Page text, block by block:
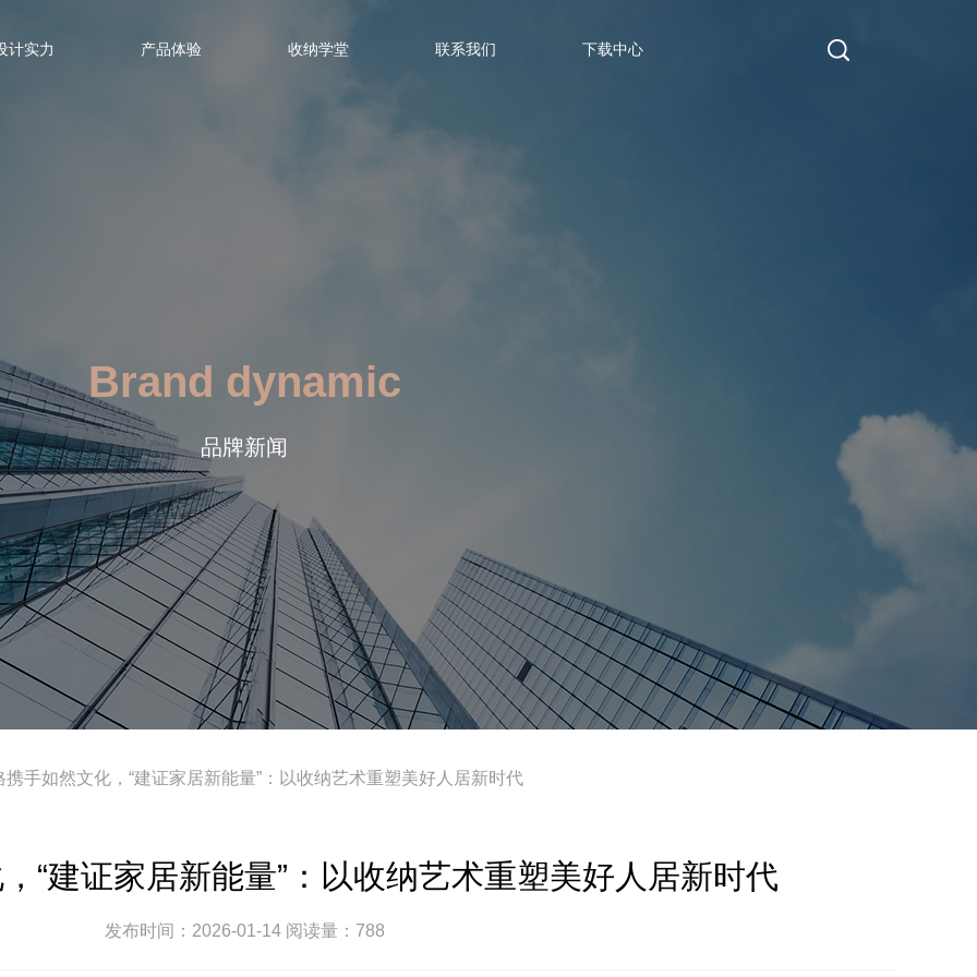
计实力 产品体验 收纳学堂 联系我们 下载中心
Brand dynamic
品牌新闻
手如然文化，“建证家居新能量”：以收纳艺术重塑美好人居新时代
“建证家居新能量”：以收纳艺术重塑美好人居新时代
发布时间：2026-01-14 阅读量：788